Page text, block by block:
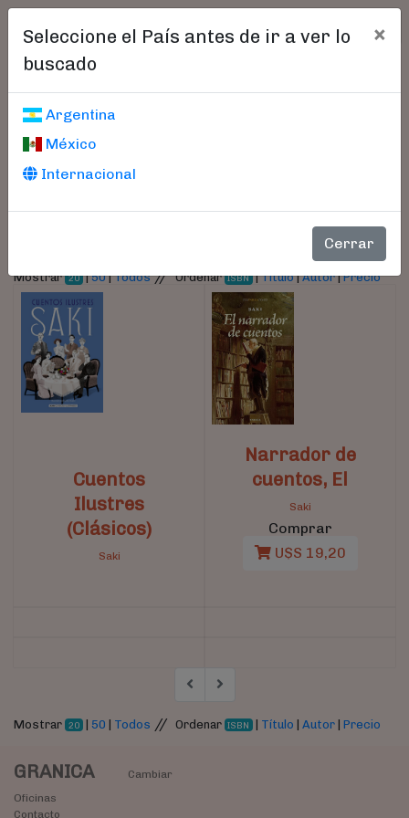
Seleccione el País antes de ir a ver lo
buscado
×
Argentina
México
Internacional
Cerrar
Libros encontrados
Parámetros
Mostrar 20 |50|Todos//Ordenar ISBN |Título|Autor|Precio
Cuentos
Ilustres
(Clásicos)
Saki
Narrador de
cuentos, El
Saki
Comprar
U$S 19,20
Mostrar 20 | 50 | Todos // Ordenar ISBN | Título |Autor |Precio
GRANICA
Cambiar
Oficinas
Contacto